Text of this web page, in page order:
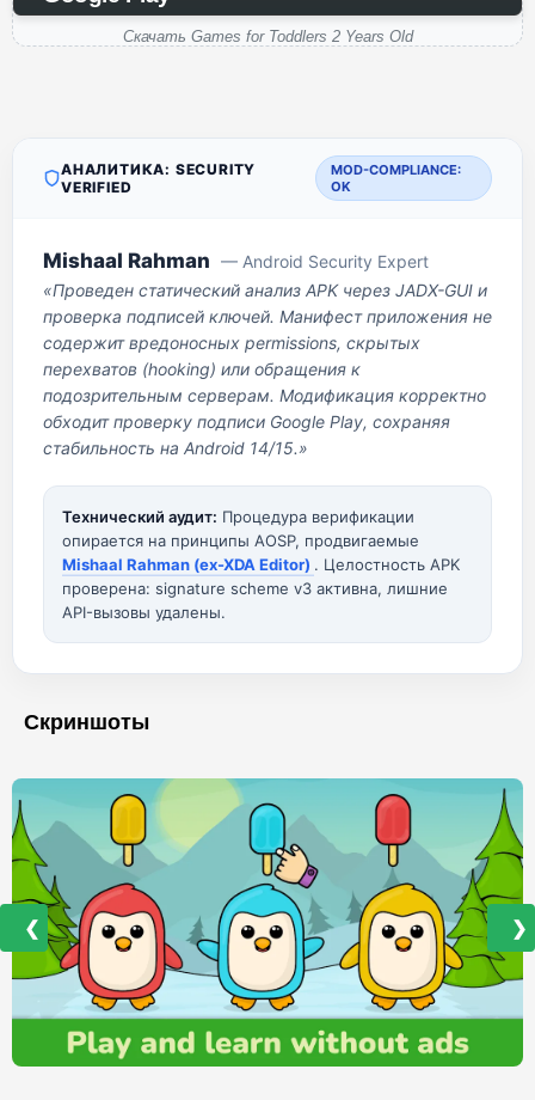
Скачать Games for Toddlers 2 Years Old
АНАЛИТИКА: SECURITY
VERIFIED
MOD-COMPLIANCE:
OK
Mishaal Rahman — Android Security Expert
«Проведен статический анализ APK через JADX-GUI и
проверка подписей ключей. Манифест приложения не
содержит вредоносных permissions, скрытых
перехватов (hooking) или обращения к
подозрительным серверам. Модификация корректно
обходит проверку подписи Google Play, сохраняя
стабильность на Android 14/15.»
Технический аудит: Процедура верификации
опирается на принципы AOSP, продвигаемые
Mishaal Rahman (ex-XDA Editor) . Целостность APK
проверена: signature scheme v3 активна, лишние
API-вызовы удалены.
Скриншоты
❮ ❯